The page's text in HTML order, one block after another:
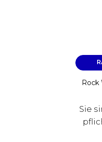
Rock
Sie